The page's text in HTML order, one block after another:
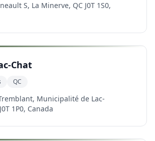
S, La Minerve, QC J0T 1S0,
Chat
QC
Municipalité de Lac-
1P0, Canada